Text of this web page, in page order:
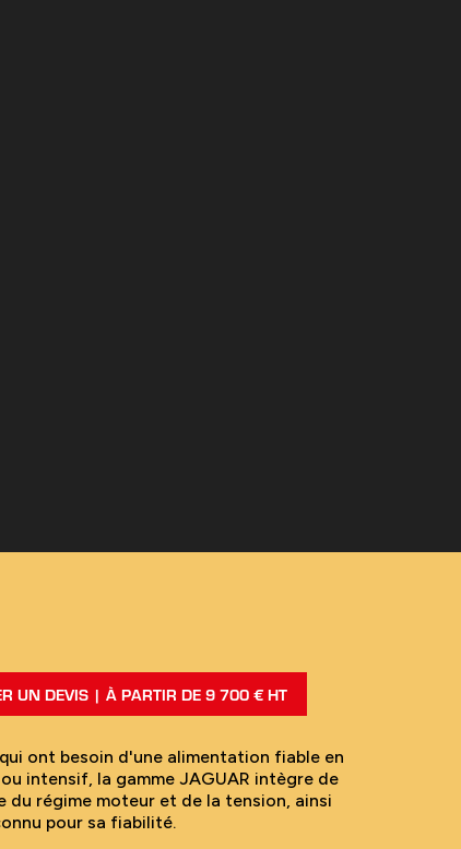
UN DEVIS | À PARTIR DE 9 700 € HT
ont besoin d'une alimentation fiable en
intensif, la gamme JAGUAR intègre de
régime moteur et de la tension, ainsi
pour sa fiabilité.